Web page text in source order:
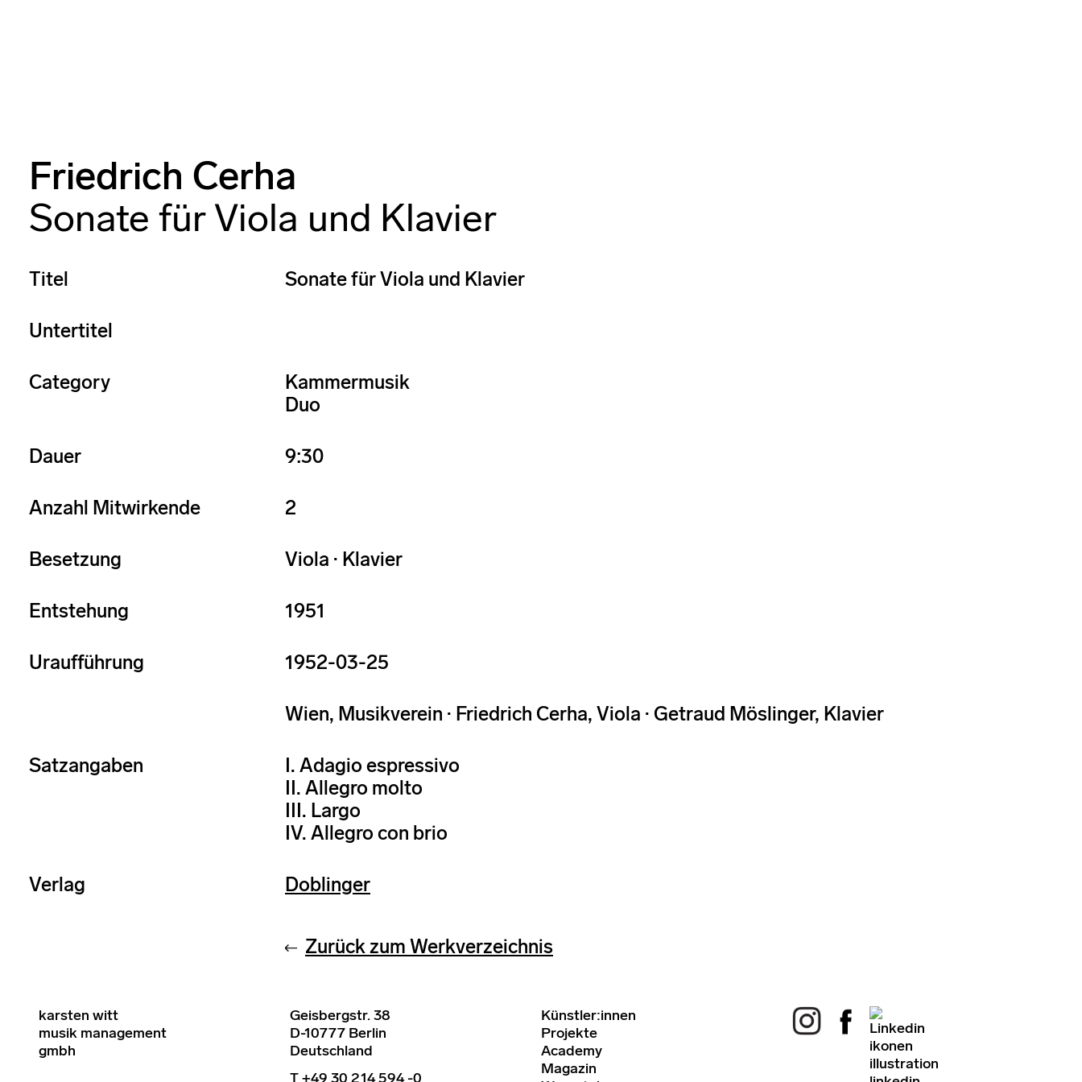
Friedrich Cerha
Sonate für Viola und Klavier
Titel Sonate für Viola und Klavier
Untertitel
Category
Kammermusik
Duo
Dauer 9:30
Anzahl Mitwirkende 2
Besetzung Viola · Klavier
Entstehung 1951
Uraufführung 1952-03-25
Wien, Musikverein · Friedrich Cerha, Viola · Getraud Möslinger, Klavier
Satzangaben
I. Adagio espressivo
II. Allegro molto
III. Largo
IV. Allegro con brio
Verlag Doblinger
Zurück zum Werkverzeichnis
karsten witt
musik management
gmbh
Geisbergstr. 38
D-10777 Berlin
Deutschland
T +49 30 214 594 -0
Künstler:innen
Projekte
Academy
Magazin